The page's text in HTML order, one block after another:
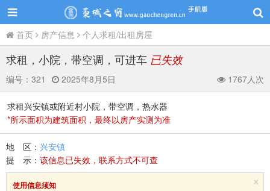
首页 房产信息 个人求租/出租房屋
求租，小院，带空调，可进车 已失效
编号： 321 2025年8月5日 1767人次
求租兴安镇或附近村小院，带空调，热水器
*所示面积为建筑面积，最终以房产实测为准
地 区： 兴安镇
提 示： 该信息已失效，联系方式不可查
×
使用信息须知